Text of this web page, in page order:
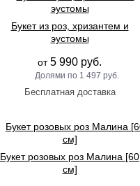
Букет из роз, хризантем и
эустомы
от5 990 руб.
1 497 руб.
Букет розовых роз Малина [60
см]